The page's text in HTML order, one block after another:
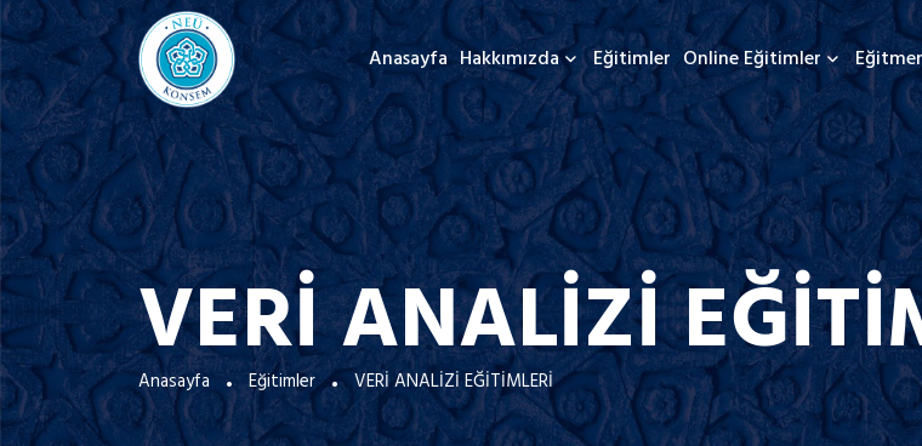
Anasayfa Hakkımızda Eğitimler Online Eğitimler
VERİ ANALİZİ
Anasayfa Eğitimler VERİ ANALİZİ EĞİTİMLERİ